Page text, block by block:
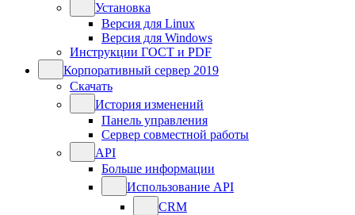
Установка
Версия для Linux
Версия для Windows
Инструкции ГОСТ и PDF
Корпоративный сервер 2019
Скачать
История изменений
Панель управления
Сервер совместной работы
API
Больше информации
Использование API
CRM